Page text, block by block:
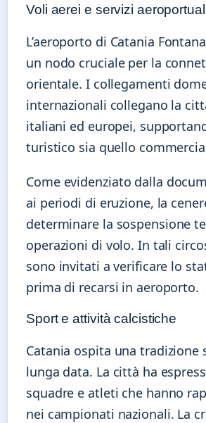
Voli aerei e servizi
L’aeroporto di Catania
un nodo cruciale per la
orientale. I collegamenti
internazionali collegano la
italiani ed europei,
turistico sia quello
Come evidenziato dalla
ai periodi di eruzione, la
determinare la sospensione
operazioni di volo. In tali
sono invitati a verificare lo
prima di recarsi in aeroporto.
Sport e attività calcistiche
Catania ospita una tradizione
lunga data. La città ha
squadre e atleti che hanno
nei campionati nazionali. La